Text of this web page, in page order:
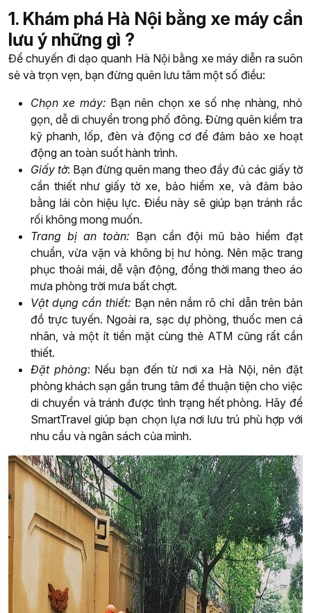
1. Khám phá Hà Nội bằng xe máy cần
lưu ý những gì ?
Để chuyến đi dạo quanh Hà Nội bằng xe máy diễn ra suôn
sẻ và trọn vẹn, bạn đừng quên lưu tâm một số điều:
Chọn xe máy: Bạn nên chọn xe số nhẹ nhàng, nhỏ
gọn, dễ di chuyển trong phố đông. Đừng quên kiểm tra
kỹ phanh, lốp, đèn và động cơ để đảm bảo xe hoạt
động an toàn suốt hành trình.
Giấy tờ: Bạn đừng quên mang theo đầy đủ các giấy tờ
cần thiết như giấy tờ xe, bảo hiểm xe, và đảm bảo
bằng lái còn hiệu lực. Điều này sẽ giúp bạn tránh rắc
rối không mong muốn.
Trang bị an toàn: Bạn cần đội mũ bảo hiểm đạt
chuẩn, vừa vặn và không bị hư hỏng. Nên mặc trang
phục thoải mái, dễ vận động, đồng thời mang theo áo
mưa phòng trời mưa bất chợt.
Vật dụng cần thiết: Bạn nên nắm rõ chỉ dẫn trên bản
đồ trực tuyến. Ngoài ra, sạc dự phòng, thuốc men cá
nhân, và một ít tiền mặt cùng thẻ ATM cũng rất cần
thiết.
Đặt phòng: Nếu bạn đến từ nơi xa Hà Nội, nên đặt
phòng khách sạn gần trung tâm để thuận tiện cho việc
di chuyển và tránh được tình trạng hết phòng. Hãy để
SmartTravel giúp bạn chọn lựa nơi lưu trú phù hợp với
nhu cầu và ngân sách của mình.